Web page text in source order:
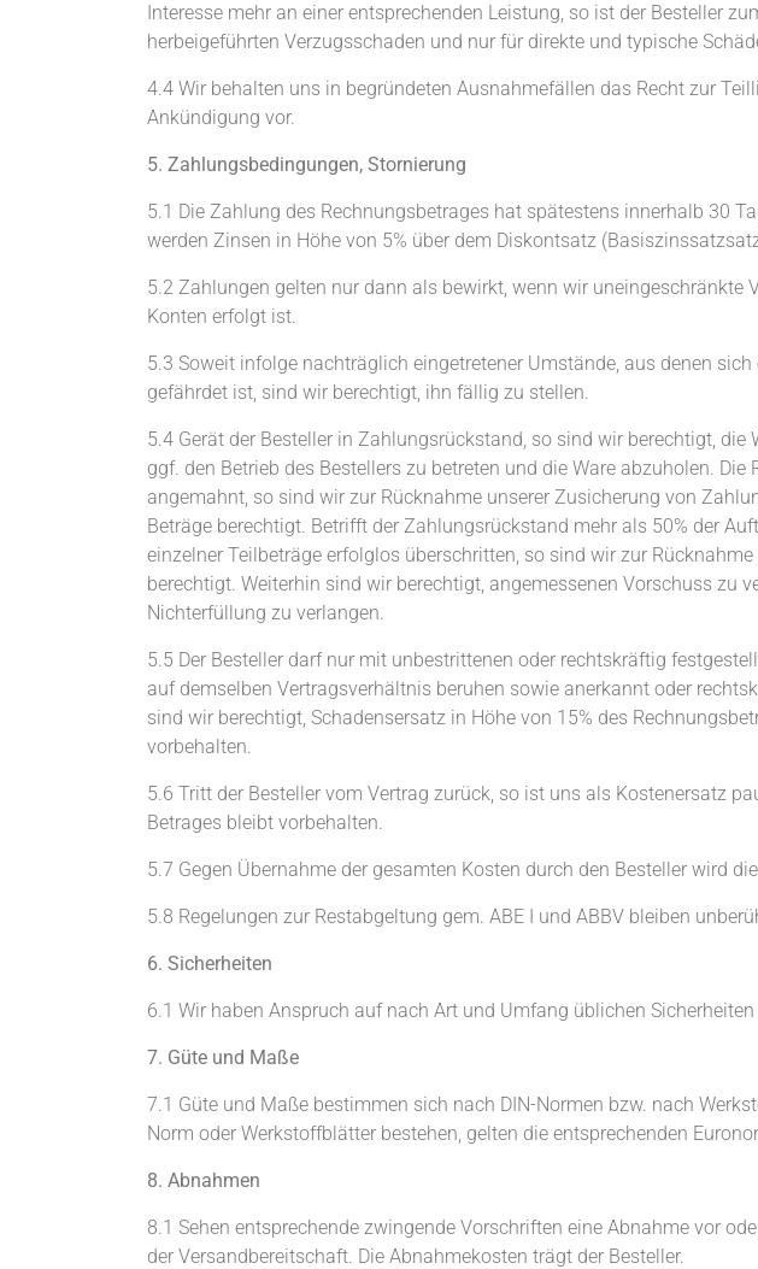
Interesse mehr an einer entsprechenden Leistung, so ist der Besteller
herbeigeführten Verzugsschaden und nur für direkte und typische
4.4 Wir behalten uns in begründeten Ausnahmefällen das Recht zur
Ankündigung vor.
5. Zahlungsbedingungen, Stornierung
5.1 Die Zahlung des Rechnungsbetrages hat spätestens innerhalb 30
werden Zinsen in Höhe von 5% über dem Diskontsatz
5.2 Zahlungen gelten nur dann als bewirkt, wenn wir
Konten erfolgt ist.
5.3 Soweit infolge nachträglich eingetretener Umstände, aus denen
gefährdet ist, sind wir berechtigt, ihn fällig zu stellen.
5.4 Gerät der Besteller in Zahlungsrückstand, so sind wir berechtigt,
ggf. den Betrieb des Bestellers zu betreten und die Ware abzuholen.
angemahnt, so sind wir zur Rücknahme unserer Zusicherung von
Beträge berechtigt. Betrifft der Zahlungsrückstand mehr als 50% der
einzelner Teilbeträge erfolglos überschritten, so sind wir zur
berechtigt. Weiterhin sind wir berechtigt, angemessenen Vorschuss zu
Nichterfüllung zu verlangen.
5.5 Der Besteller darf nur mit unbestrittenen oder rechtskräftig
auf demselben Vertragsverhältnis beruhen sowie anerkannt oder
sind wir berechtigt, Schadensersatz in Höhe von 15% des
vorbehalten.
5.6 Tritt der Besteller vom Vertrag zurück, so ist uns als Kostenersatz
Betrages bleibt vorbehalten.
5.7 Gegen Übernahme der gesamten Kosten durch den Besteller wird
5.8 Regelungen zur Restabgeltung gem. ABE I und ABBV bleiben
6. Sicherheiten
6.1 Wir haben Anspruch auf nach Art und Umfang üblichen
7. Güte und Maße
7.1 Güte und Maße bestimmen sich nach DIN-Normen bzw. nach
Norm oder Werkstoffblätter bestehen, gelten die entsprechenden
8. Abnahmen
8.1 Sehen entsprechende zwingende Vorschriften eine Abnahme vor
der Versandbereitschaft. Die Abnahmekosten trägt der Besteller.